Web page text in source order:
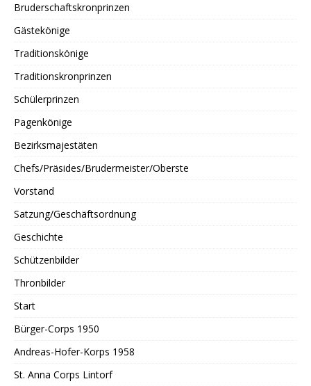
Bruderschaftskronprinzen
Gästekönige
Traditionskönige
Traditionskronprinzen
Schülerprinzen
Pagenkönige
Bezirksmajestäten
Chefs/Präsides/Brudermeister/Oberste
Vorstand
Satzung/Geschäftsordnung
Geschichte
Schützenbilder
Thronbilder
Start
Bürger-Corps 1950
Andreas-Hofer-Korps 1958
St. Anna Corps Lintorf